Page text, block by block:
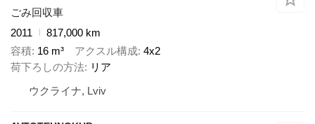
ごみ回収車
2011
817,000 km
容積 16 m³ アクスル構成 4x2
荷下ろしの方法
リア
ウクライナ, Lviv